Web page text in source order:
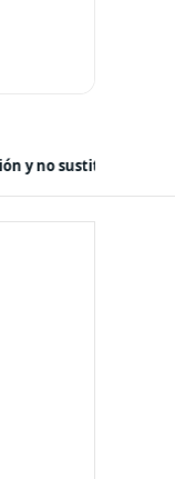
público